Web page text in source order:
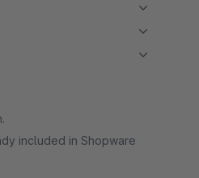
included in Shopware